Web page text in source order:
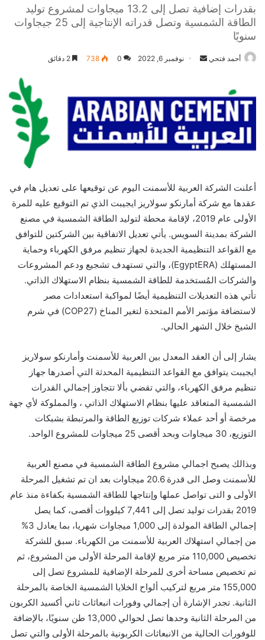
بقدرات إضافية تصل إلى 13.2 ميجاوات لمشروع توليد
الطاقة الشمسية وتصل قدراته الإنتاجية إلى 25 جيجاوات
سنويًا
أحمد فتحي
أرسل نوفمبر 6, 2022 0
738
أعلنت الشركة العربية للأسمنت اليوم عن توقيعها على تعديل هام في
عقدها مع شركة أمارنكو سولاريز ايجيبت الذي تم التوقيع عليه للمرة
الأولى عام 2019، لإقامة محطة لتوليد الطاقة الشمسية في مصنع
الشركة بمدينة السويس. يأتي تعديل الاتفاقية بين الشركتين للتوافق
مع القواعد التنظيمية الجديدة لجهاز تنظيم مرفق الكهرباء وحماية
المستهلك (EgyptERA)، والتي تستهدف تشجيع ودعم المشروعات
والشركات المُستخدمة للطاقة الشمسية بنظام الاستهلاك الذاتي.
تأتي هذه التعديلات التنظيمية أيضًا لمواكبة استعدادات مصر
لاستضافة مؤتمر الأمم المتحدة لتغير المناخ (COP27) في شرم
الشيخ خلال الشهر الحالي.
يشار إلى أن العقد المعدل بين العربية للأسمنت وأمارنكو سولاريز
ايجيبت يتوافق مع القواعد التنظيمية المحدثة التي أصدرها جهاز
تنظيم مرفق الكهرباء، والتي تقضي بألا تتجاوز إجمالي القدرات
الشمسية المتعاقد عليها بنظام الاستهلاك الذاتي ، والمملوكة لأي جهة
مرخصة أو أحد عملاء شركات توزيع الطاقة والمرتبطة بشبكات
التوزيع، 30 ميجاوات وبحد أقصى 25 ميجاوات للمشروع الواحد.
وبذالك يصبح اجمالي مشروع الطاقة الشمسية في مصنع العربية
للأسمنت وصل الى قدرة 20.6 ميجاوات بعد ان تم تشغيل المرحلة
الأولى و التى تواصل عملها وإنتاجها للطاقة الشمسية بكفاءة منذ عام
2019 بقدرات توليد تصل إلى 7,441 كيلووات أقصى، كما يصل
إجمالي الطاقة المولدة إلى 1,000 ميجاوات شهريا، بما يعادل 3%
من إجمالي استهلاك العربية للأسمنت من الكهرباء. سبق للشركة
تخصيص 110,000 متر مربع لإقامة المرحلة الأولى من المشروع، ثم
تم تخصيص مساحة أخرى للمرحلة الإضافية للمشروع تصل إلى
155,000 متر مربع لتركيب ألواح الخلايا الشمسية الخاصة بالمرحلة
الثانية. تجدر الإشارة أن إجمالي وفورات انبعاثات ثاني أكسيد الكربون
من المرحلة الثانية وحدها تصل لحوالي 13,000 طن سنويًا، بالإضافة
للوفورات الحالية من الانبعاثات الكربونية بالمرحلة الأولى والتي تصل